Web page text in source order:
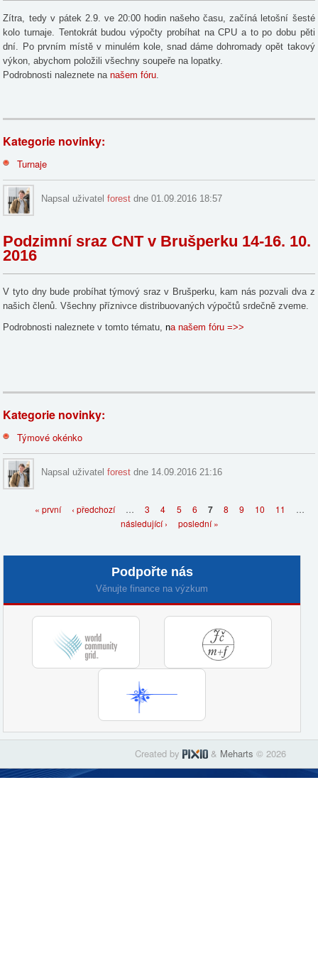
Zítra, tedy v pátek 2.9. ve 20:00 hodin našeho času, začíná letošní šesté
kolo turnaje. Tentokrát budou výpočty probíhat na CPU a to po dobu pěti
dní. Po prvním místě v minulém kole, snad dáme dohromady opět takový
výkon, abychom položili všechny soupeře na lopatky.
Podrobnosti naleznete nanašem fóru.
Kategorie novinky:
Turnaje
Napsal uživatelforest dne 01.09.2016 18:57
Podzimní sraz CNT v Brušperku 14-16. 10.
2016
V tyto dny bude probíhat týmový sraz v Brušperku, kam nás pozvali dva z
našich členů. Všechny příznivce distribuovaných výpočtů srdečně zveme.
Podrobnosti naleznete v tomto tématu, na našem fóru =>>
Kategorie novinky:
Týmové okénko
Napsal uživatelforest dne 14.09.2016 21:16
« první ‹ předchozí … 3 4 5 6 7 8 9 10 11
…
následující ›
poslední »
Podpořte nás
Věnujte finance na výzkum
Created by & Meharts © 2026